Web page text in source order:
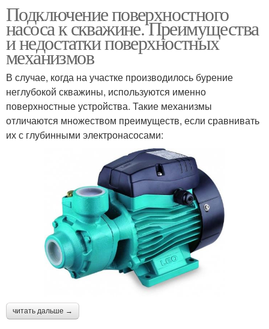
Подключение поверхностного
насоса к скважине. Преимущества
и недостатки поверхностных
механизмов
В случае, когда на участке производилось бурение
неглубокой скважины, используются именно
поверхностные устройства. Такие механизмы
отличаются множеством преимуществ, если сравнивать
их с глубинными электронасосами:
читать дальше →